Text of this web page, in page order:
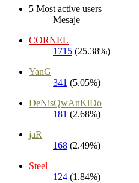
5 Most active users
Mesaje
CORNEL
1715 (25.38%)
YanG
341 (5.05%)
DeNisQwAnKiDo
181 (2.68%)
jaR
168 (2.49%)
Steel
124 (1.84%)